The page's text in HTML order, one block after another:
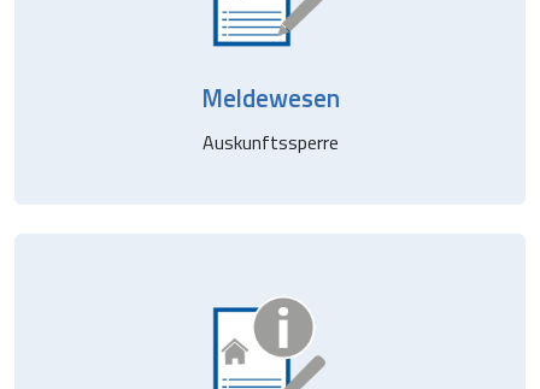
Meldewesen
Auskunftssperre